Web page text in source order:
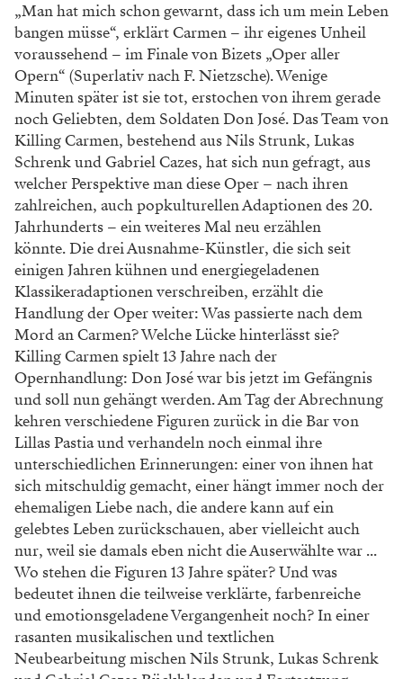
„Man hat mich schon gewarnt, dass ich um mein Leben
bangen müsse“, erklärt Carmen – ihr eigenes Unheil
voraussehend – im Finale von Bizets „Oper aller
Opern“ (Superlativ nach F. Nietzsche). Wenige
Minuten später ist sie tot, erstochen von ihrem gerade
noch Geliebten, dem Soldaten Don José. Das Team von
Killing Carmen, bestehend aus Nils Strunk, Lukas
Schrenk und Gabriel Cazes, hat sich nun gefragt, aus
welcher Perspektive man diese Oper – nach ihren
zahlreichen, auch popkulturellen Adaptionen des 20.
Jahrhunderts – ein weiteres Mal neu erzählen
könnte. Die drei Ausnahme-Künstler, die sich seit
einigen Jahren kühnen und energiegeladenen
Klassikeradaptionen verschreiben, erzählt die
Handlung der Oper weiter: Was passierte nach dem
Mord an Carmen? Welche Lücke hinterlässt sie?
Killing Carmen spielt 13 Jahre nach der
Opernhandlung: Don José war bis jetzt im Gefängnis
und soll nun gehängt werden. Am Tag der Abrechnung
kehren verschiedene Figuren zurück in die Bar von
Lillas Pastia und verhandeln noch einmal ihre
unterschiedlichen Erinnerungen: einer von ihnen hat
sich mitschuldig gemacht, einer hängt immer noch der
ehemaligen Liebe nach, die andere kann auf ein
gelebtes Leben zurückschauen, aber vielleicht auch
nur, weil sie damals eben nicht die Auserwählte war ...
Wo stehen die Figuren 13 Jahre später? Und was
bedeutet ihnen die teilweise verklärte, farbenreiche
und emotionsgeladene Vergangenheit noch? In einer
rasanten musikalischen und textlichen
Neubearbeitung mischen Nils Strunk, Lukas Schrenk